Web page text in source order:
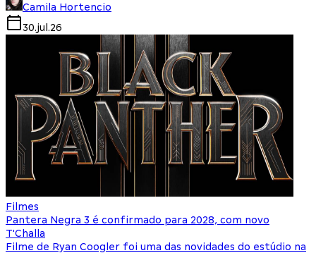
Camila Hortencio
30.jul.26
Filmes
Pantera Negra 3 é confirmado para 2028, com novo
T'Challa
Filme de Ryan Coogler foi uma das novidades do estúdio na